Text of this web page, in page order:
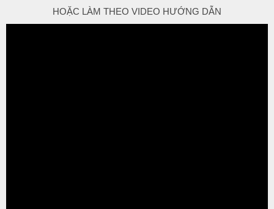
HOẶC LÀM THEO VIDEO HƯỚNG DẪN